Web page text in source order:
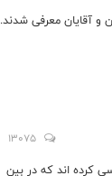
و آقایان معرفی شدند.
13075
شطرنج 14 نفر نام نویسی کرده اند که در بین